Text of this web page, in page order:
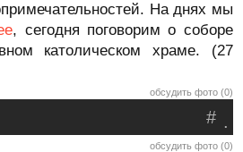
На днях мы
, сегодня поговорим о соборе
католическом храме. (27
обсудить фото (0)
.
#
обсудить фото (0)